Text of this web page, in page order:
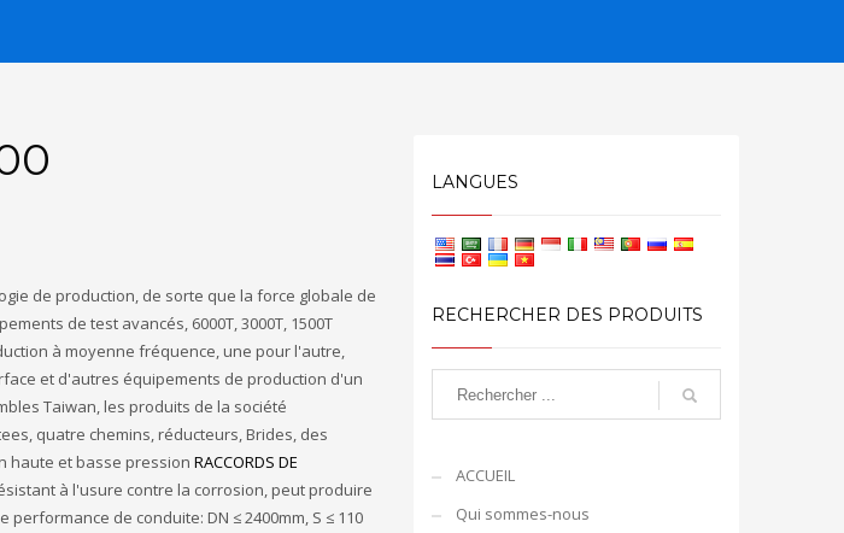
de production, de sorte que la force globale de
de test avancés, 6000T, 3000T, 1500T
à moyenne fréquence, une pour l'autre,
et d'autres équipements de production d'un
Taiwan, les produits de la société
quatre chemins, réducteurs, Brides, des
haute et basse pression RACCORDS DE
à l'usure contre la corrosion, peut produire
de conduite: DN ≤ 2400mm, S ≤ 110
LANGUES
RECHERCHER DES PRODUITS
ACCUEIL
Qui sommes-nous